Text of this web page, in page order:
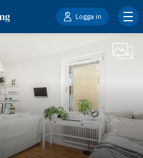
Logga in